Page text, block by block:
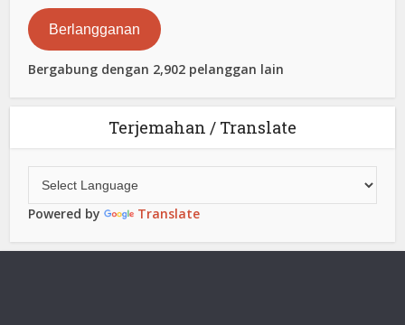
Elektronik
Berlangganan
Bergabung dengan 2,902 pelanggan lain
Terjemahan / Translate
Powered by Translate